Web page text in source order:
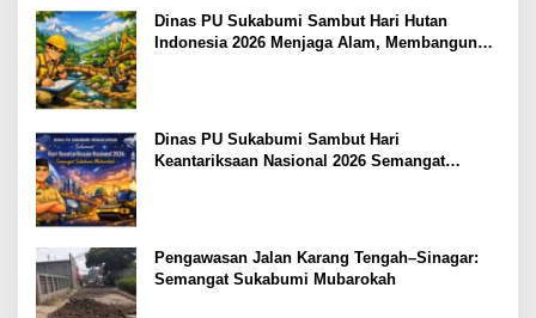
Dinas PU Sukabumi Sambut Hari Hutan
Indonesia 2026 Menjaga Alam, Membangun
Dinas PU Sukabumi Sambut Hari
Keantariksaan Nasional 2026 Semangat
Pengawasan Jalan Karang Tengah–Sinagar:
Semangat Sukabumi Mubarokah